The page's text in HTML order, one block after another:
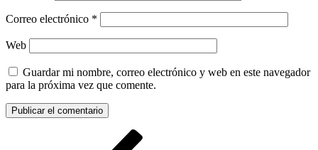
Correo electrónico *
Web
Guardar mi nombre, correo electrónico y web en este navegador
para la próxima vez que comente.